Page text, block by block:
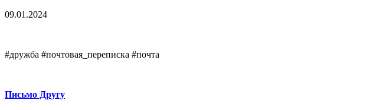
09.01.2024
#дружба #почтовая_переписка #почта
Письмо Другу